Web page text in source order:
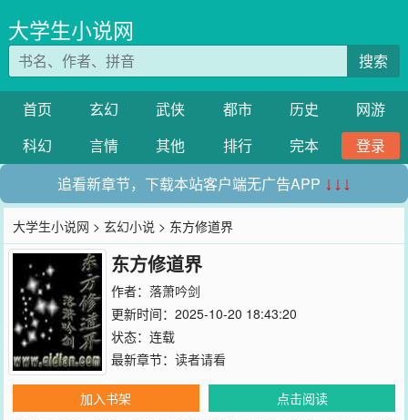
大学生小说网
搜索
首页 玄幻 武侠 都市 历史
网游
科幻
言情 其他 排行 完本
登录
追看新章节，下载本站客户端无广告APP ↓↓↓
大学生小说网 >玄幻小说 > 东方修道界
东方修道界
作者： 落萧吟剑
更新时间：2025-10-20 18:43:20
状态：连载
最新章节： 读者请看
加入书架
点击阅读